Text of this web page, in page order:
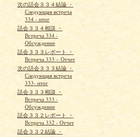
次の話会３３４結論 ・
Следующая встреча
334 - итог
話会３３４相談 ・
Встреча 334 -
Обсуждение
話会３３３レポート ・
Встреча 333 – Отчет
次の話会３３３結論 ・
Следующая встреча
333- итог
話会３３３相談 ・
Встреча 333 -
Обсуждение
話会３３２レポート ・
Встреча 332 - Отчет
話会３３２結論 ・